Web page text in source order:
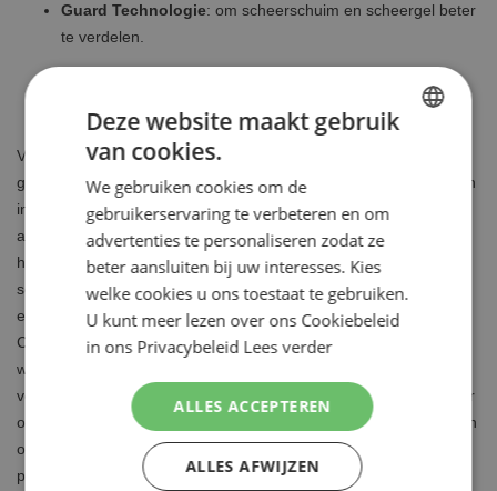
Guard Technologie: om scheerschuim en scheergel beter
te verdelen.
Vernieuwde Gillette Fusion verpakking, Fusion = Fusion5
geworden! Gillette Fusion5 is het oude vertrouwde Gillette Fusion
in een nieuw jasje. De 5 in Fusion5 wordt gecommuniceerd om
aan te geven dat dit scheersysteem 5 mesjes bevat. Wat betreft
het design is de kleur blauw oranje geworden. Alle Fusion
scheermesjes passen op alle Fusion scheersystemen. Geniet
elke dag van het comfort van 5 antifrictie mesjes met Flexibele
Comfort Guard: 15 microribbels trekken zachtjes de huid glad,
wat zorgt voor een gladder en comfortabeler scheerresultaat. De
verbeterde Indicator Lubrastrip met vitamine E en Aloë zorgt voor
optimale scheercondities. Gillette Fusion5 scheermesjes bevatten
ook 1 mesje op de achterzijde, dit is ideaal voor de lastige
plekken (zoals onder de neus). Fusion5 draait om de 5-
Deze website maakt gebruik
van cookies.
We gebruiken cookies om de
gebruikerservaring te verbeteren en om
advertenties te personaliseren zodat ze
beter aansluiten bij uw interesses. Kies
welke cookies u ons toestaat te gebruiken.
U kunt meer lezen over ons Cookiebeleid
in ons Privacybeleid Lees verder
ALLES ACCEPTEREN
ALLES AFWIJZEN